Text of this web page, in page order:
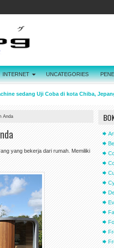
INTERNET UNCATEGORIES
sedang Uji Coba di kota Chiba, Jepang
Anda
yang bekerja dari rumah. Memiliki